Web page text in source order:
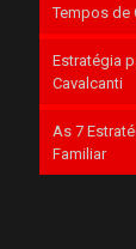
Tempos de
Estratégia
Cavalcanti
As 7
Familiar